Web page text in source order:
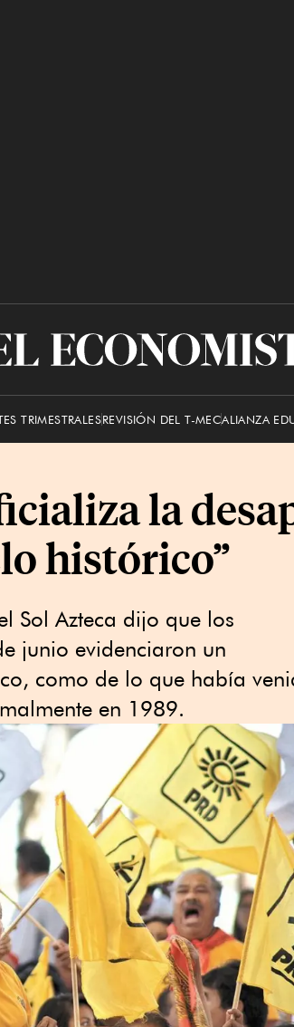
El
TRIMESTRALESREVISIÓN DEL T-MECALIANZA
la
histórico”
Sol Azteca dijo que los
junio evidenciaron un
como de lo que había
en 1989.